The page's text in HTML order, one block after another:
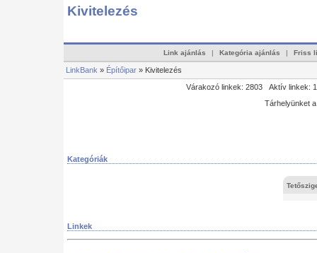
Kivitelezés
Link ajánlás | Kategória ajánlás | Friss
LinkBank » Építőipar » Kivitelezés
Várakozó linkek: 2803 Aktív linkek:
Tárhelyünket
Kategóriák
Linkek